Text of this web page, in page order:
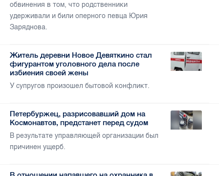
обвинения в том, что родственники
удерживали и били оперного певца Юрия
Заряднова.
Житель деревни Новое Девяткино стал
фигурантом уголовного дела после
избиения своей жены
У супругов произошел бытовой конфликт.
Петербуржец, разрисовавший дом на
Космонавтов, предстанет перед судом
В результате управляющей организации был
причинен ущерб.